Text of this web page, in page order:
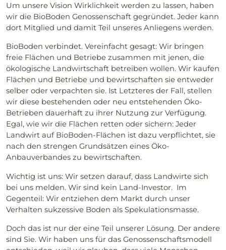
Um unsere Vision Wirklichkeit werden zu lassen, haben
wir die BioBoden Genossenschaft gegründet. Jeder kann
dort Mitglied und damit Teil unseres Anliegens werden.
BioBoden verbindet. Vereinfacht gesagt: Wir bringen
freie Flächen und Betriebe zusammen mit jenen, die
ökologische Landwirtschaft betreiben wollen. Wir kaufen
Flächen und Betriebe und bewirtschaften sie entweder
selber oder verpachten sie. Ist Letzteres der Fall, stellen
wir diese bestehenden oder neu entstehenden Öko-
Betrieben dauerhaft zu ihrer Nutzung zur Verfügung.
Egal, wie wir die Flächen retten oder sichern: Jeder
Landwirt auf BioBoden-Flächen ist dazu verpflichtet, sie
nach den strengen Grundsätzen eines Öko-
Anbauverbandes zu bewirtschaften.
Wichtig ist uns: Wir setzen darauf, dass Landwirte sich
bei uns melden. Wir sind kein Land-Investor. Im
Gegenteil: Wir entziehen dem Markt durch unser
Verhalten sukzessive Boden als Spekulationsmasse.
Doch das ist nur der eine Teil unserer Lösung. Der andere
sind Sie. Wir haben uns für das Genossenschaftsmodell